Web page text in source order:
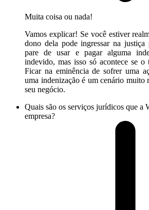
Muita coisa ou nada!
Vamos explicar! Se você estiver
dono dela pode ingressar na
pare de usar e pagar alguma
indevido, mas isso só acontece se
Ficar na eminência de sofrer uma
uma indenização é um cenário muito
seu negócio.
Quais são os serviços jurídicos que a
empresa?